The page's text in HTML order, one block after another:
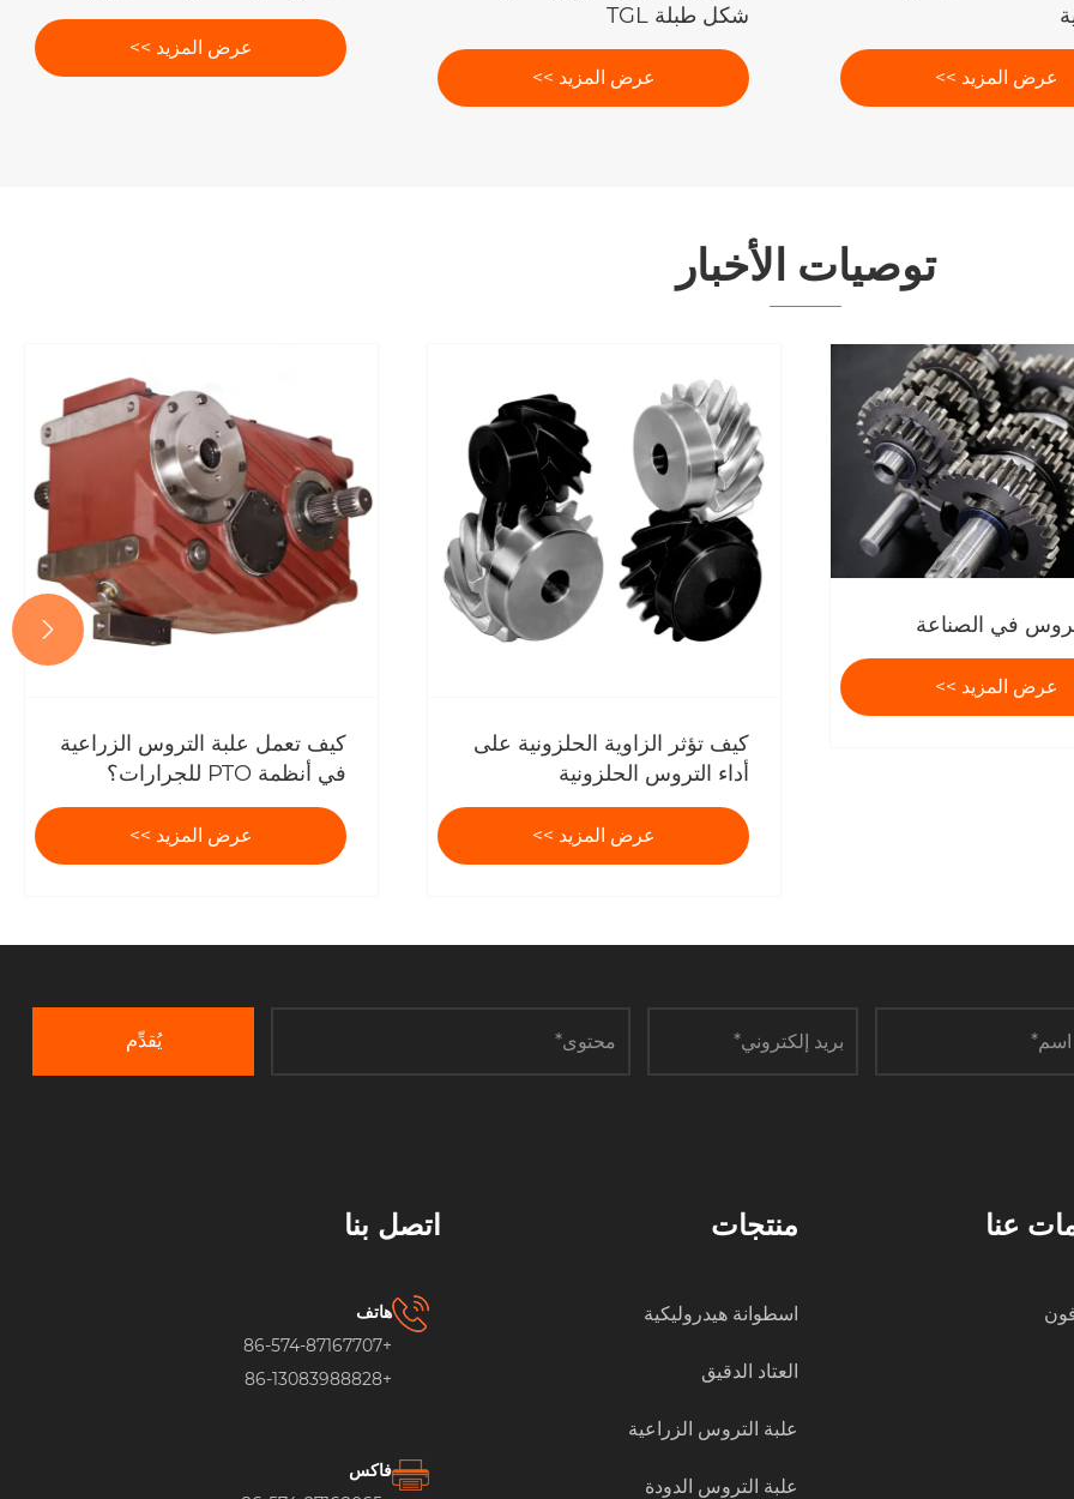
عرض المزيد >>
شكل طبلة TGL
عرض المزيد >>
عرض المزيد >>
توصيات الأخبار
في الصناعة
عرض المزيد >>
كيف تؤثر الزاوية الحلزونية على
أداء التروس الحلزونية
المتقاطعة؟
عرض المزيد >>
كيف تعمل علبة التروس الزراعية
في أنظمة PTO للجرارات؟
عرض المزيد >>

يُقدِّم
عنا منتجات
اسطوانة هيدروليكية
العتاد الدقيق
علبة التروس الزراعية
علبة التروس الدودة
اتصل بنا
هاتف
+86-574-87167707
+86-13083988828
فاكس